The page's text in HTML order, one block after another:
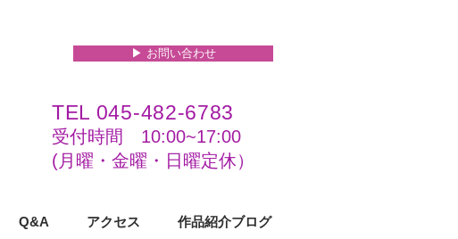
▶︎ お問い合わせ
TEL 045-482-6783
受付時間 10:00~17:00​​​
(​月曜・金曜・日曜定休）
Q&A アクセス 作品紹介ブログ